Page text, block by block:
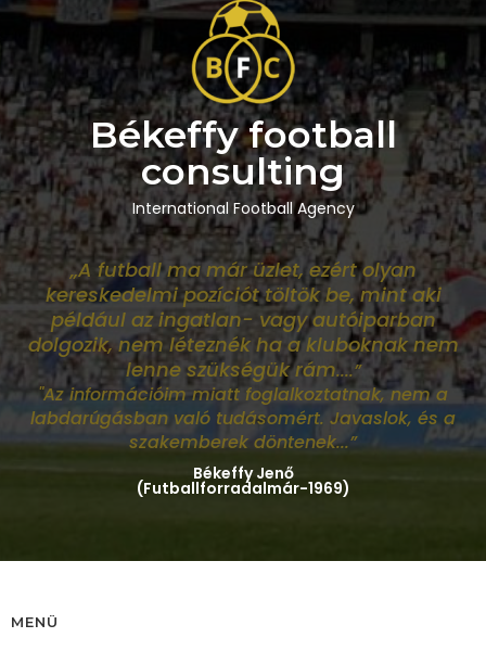
Békeffy football
consulting
International Football Agency
„A futball ma már üzlet, ezért olyan
kereskedelmi pozíciót töltök be, mint aki
például az ingatlan- vagy autóiparban
dolgozik, nem léteznék ha a kluboknak nem
lenne szükségük rám....”
"Az információim miatt foglalkoztatnak, nem a
labdarúgásban való tudásomért. Javaslok, és a
szakemberek döntenek...”
Békeffy Jenő
(Futballforradalmár-1969)
MENÜ